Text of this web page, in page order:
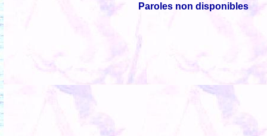
Paroles non disponibles